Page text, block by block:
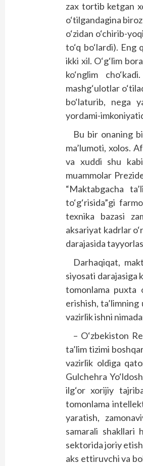
zax tortib ketgan
o‘tilgandagina
o‘zidan o‘chirib-
to‘q bo‘lardi). Eng
ikki xil. O‘g‘lim
ko‘nglim
mashg‘ulotlar
bo‘laturib, nega
yordami-
Bu bir onaning
ma’lumoti, xolos.
va xuddi shu
muammolar
“Maktabgacha
to‘g‘risida”gi
texnika bazasi
aksariyat kadrlar
darajasida
Darhaqiqat,
siyosati darajasiga
tomonlama puxta
erishish,
vazirlik ishni
– O‘zbekiston
ta’lim tizimi
vazirlik oldiga
Gulchehra
ilg‘or xorijiy
tomonlama
yaratish,
samarali shakllari
sektorida joriy
aks ettiruvchi va